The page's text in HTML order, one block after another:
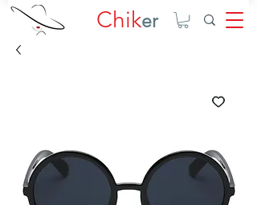
Chiker